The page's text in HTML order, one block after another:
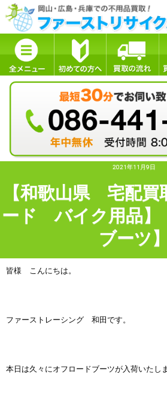
2021年11月9日
【和歌山県 宅配買
ード バイク用品】
ブーツ】
皆様 こんにちは。
ファーストレーシング 和田です。
本日は久々にオフロードブーツが入荷いたし